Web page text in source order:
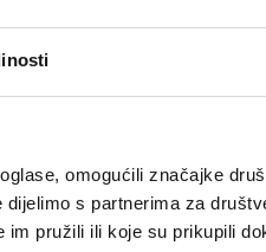
omogućili značajke
s partnerima za
pružili ili koje su prikupili
s
broj